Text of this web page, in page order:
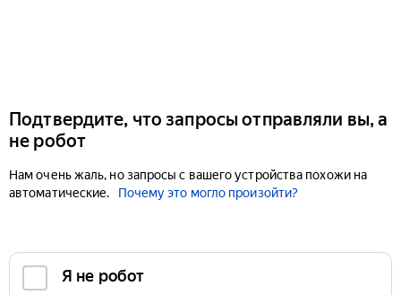
Подтвердите, что запросы отправляли вы, а
не робот
Нам очень жаль, но запросы с вашего устройства похожи на
автоматические.
Почему это могло произойти?